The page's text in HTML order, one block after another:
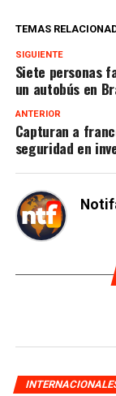
TEMAS
SIGUIENTE
Siete personas
un autobús en
ANTERIOR
Capturan a
seguridad en